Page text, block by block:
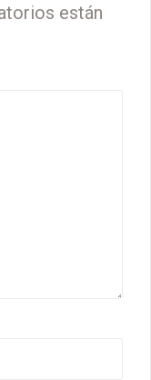
están